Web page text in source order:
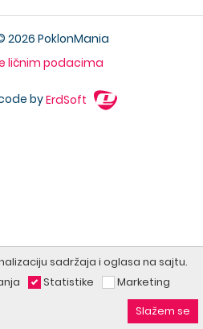
2026 PoklonMania
ličnim podacima
byErdSoft
sadržaja i oglasa na sajtu.
Statistike
Marketing
Slažem se